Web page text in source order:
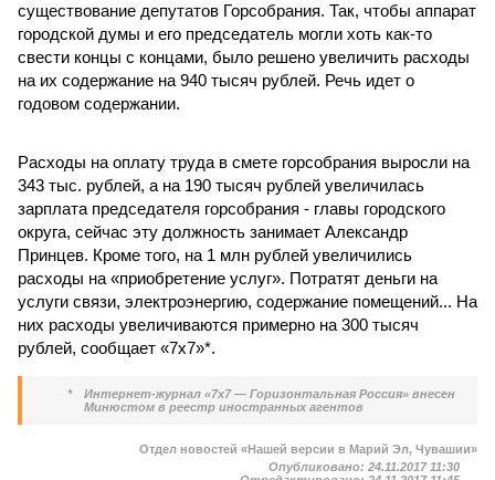
существование депутатов Горсобрания. Так, чтобы аппарат
городской думы и его председатель могли хоть как-то
свести концы с концами, было решено увеличить расходы
на их содержание на 940 тысяч рублей. Речь идет о
годовом содержании.
Расходы на оплату труда в смете горсобрания выросли на
343 тыс. рублей, а на 190 тысяч рублей увеличилась
зарплата председателя горсобрания - главы городского
округа, сейчас эту должность занимает Александр
Принцев. Кроме того, на 1 млн рублей увеличились
расходы на «приобретение услуг». Потратят деньги на
услуги связи, электроэнергию, содержание помещений... На
них расходы увеличиваются примерно на 300 тысяч
рублей, сообщает «7х7»*.
*
Интернет-журнал «7х7 — Горизонтальная Россия» внесен
Минюстом в реестр иностранных агентов
Отдел новостей «Нашей версии в Марий Эл, Чувашии»
Опубликовано: 24.11.2017 11:30